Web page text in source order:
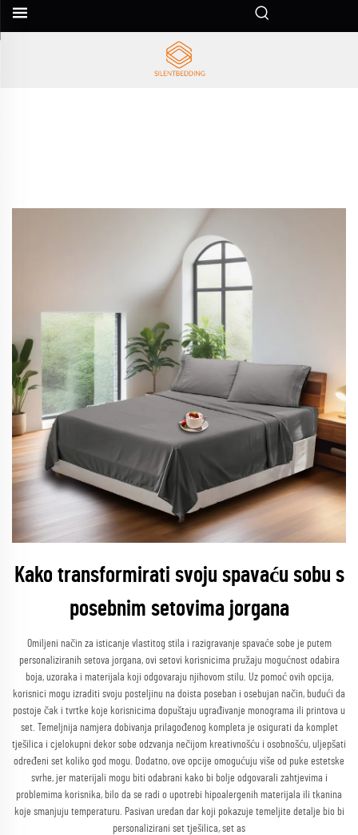
Kako transformirati svoju spavaću sobu s
posebnim setovima jorgana
Omiljeni način za isticanje vlastitog stila i razigravanje spavaće sobe je putem
personaliziranih setova jorgana, ovi setovi korisnicima pružaju mogućnost odabira
boja, uzoraka i materijala koji odgovaraju njihovom stilu. Uz pomoć ovih opcija,
korisnici mogu izraditi svoju posteljinu na doista poseban i osebujan način, budući da
postoje čak i tvrtke koje korisnicima dopuštaju ugrađivanje monograma ili printova u
set. Temeljnija namjera dobivanja prilagođenog kompleta je osigurati da komplet
tješilica i cjelokupni dekor sobe odzvanja nečijom kreativnošću i osobnošću, uljepšati
određeni set koliko god mogu. Dodatno, ove opcije omogućuju više od puke estetske
svrhe, jer materijali mogu biti odabrani kako bi bolje odgovarali zahtjevima i
problemima korisnika, bilo da se radi o upotrebi hipoalergenih materijala ili tkanina
koje smanjuju temperaturu. Pasivan uredan dar koji pokazuje temeljite detalje bio bi
personalizirani set tješilica, set as